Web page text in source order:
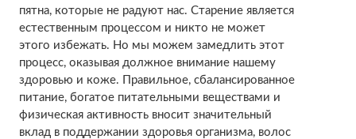
пятна, которые не радуют нас. Старение является
естественным процессом и никто не может
этого избежать. Но мы можем замедлить этот
процесс, оказывая должное внимание нашему
здоровью и коже. Правильное, сбалансированное
питание, богатое питательными веществами и
физическая активность вносит значительный
вклад в поддержании здоровья организма, волос